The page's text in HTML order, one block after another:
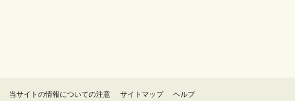
当サイトの情報についての注意 サイトマップ ヘルプ